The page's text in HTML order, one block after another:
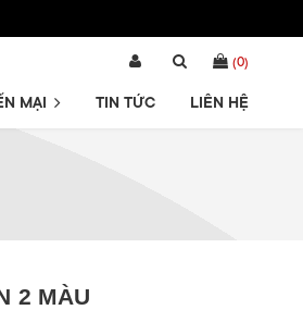
(0)
MẠI TIN TỨC LIÊN HỆ
2 MÀU